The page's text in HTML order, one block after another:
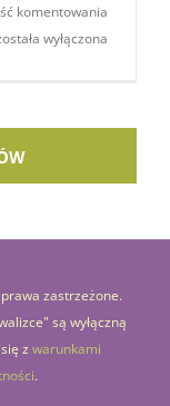
komentowania
wyłączona
zastrzeżone.
są wyłączną
z warunkami
.